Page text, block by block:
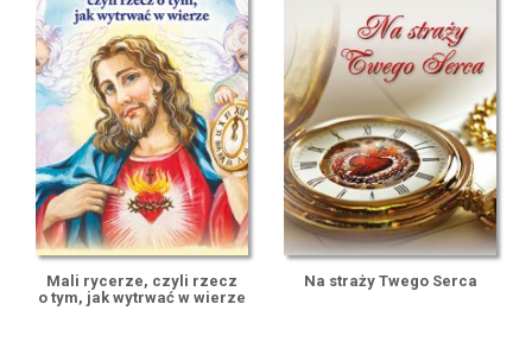
Mali rycerze, czyli rzecz
o tym, jak wytrwać w wierze
Na straży Twego Serca